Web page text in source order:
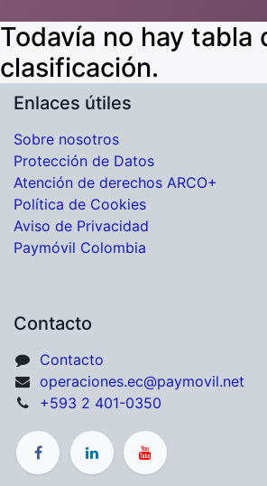
Todavía no hay tabla
clasificación.
Enlaces útiles
Sobre nosotros
Protección de Datos
Atención de derechos ARCO+
Política de Cookies
Aviso de Privacidad
Paymóvil Colombia
Contacto
Contacto
operaciones.ec@paymovil.net
+593 2 401-0350